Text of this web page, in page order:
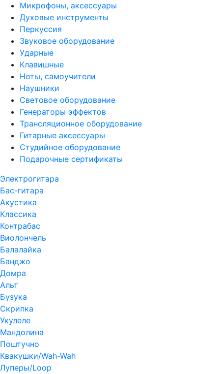
Микрофоны, аксессуары
Духовые инструменты
Перкуссия
Звуковое оборудование
Ударные
Клавишные
Ноты, самоучители
Наушники
Световое оборудование
Генераторы эффектов
Трансляционное оборудование
Гитарные аксессуары
Студийное оборудование
Подарочные сертификаты
Электрогитара
Бас-гитара
Акустика
Классика
Контрабас
Виолончель
Балалайка
Банджо
Домра
Альт
Бузука
Скрипка
Укулеле
Мандолина
Поштучно
Квакушки/Wah-Wah
Луперы/Loop